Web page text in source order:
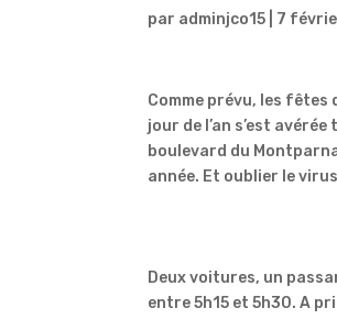
par adminjco15 7
Comme prévu, les fêtes
jour de l’an s’est
boulevard du
année. Et oublier le
Deux voitures, un
entre 5h15 et 5h30. A